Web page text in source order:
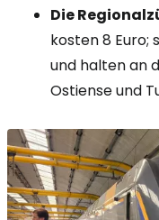
Die
kosten 8 Euro;
und halten an
Ostiense und